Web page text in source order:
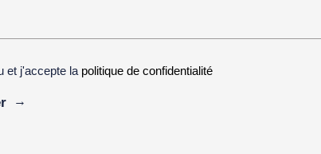
et j'accepte la politique de confidentialité